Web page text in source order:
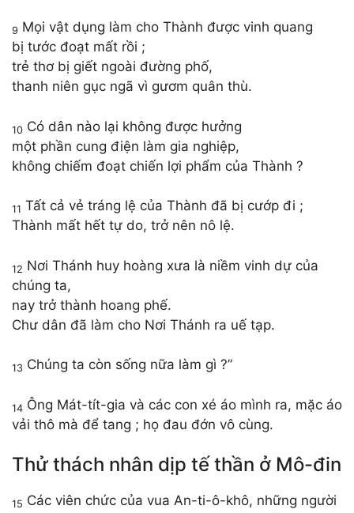
9 Mọi vật dụng làm cho Thành được vinh quang
bị tước đoạt mất rồi ;
trẻ thơ bị giết ngoài đường phố,
thanh niên gục ngã vì gươm quân thù.
10 Có dân nào lại không được hưởng
một phần cung điện làm gia nghiệp,
không chiếm đoạt chiến lợi phẩm của Thành ?
11 Tất cả vẻ tráng lệ của Thành đã bị cướp đi ;
Thành mất hết tự do, trở nên nô lệ.
12 Nơi Thánh huy hoàng xưa là niềm vinh dự của
chúng ta,
nay trở thành hoang phế.
Chư dân đã làm cho Nơi Thánh ra uế tạp.
13 Chúng ta còn sống nữa làm gì ?”
14 Ông Mát-tít-gia và các con xé áo mình ra, mặc áo
vải thô mà để tang ; họ đau đớn vô cùng.
Thử thách nhân dịp tế thần ở Mô-đin
15 Các viên chức của vua An-ti-ô-khô, những người